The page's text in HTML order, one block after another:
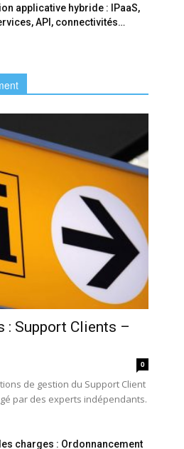
applicative hybride : IPaaS,
API, connectivités…
: Support Clients –
0
de gestion du Support Client
par des experts indépendants.
charges : Ordonnancement